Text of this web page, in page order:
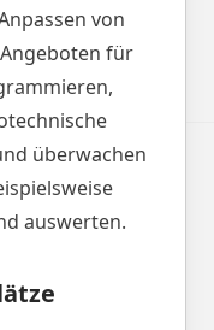
von
für
überwachen
auswerten.